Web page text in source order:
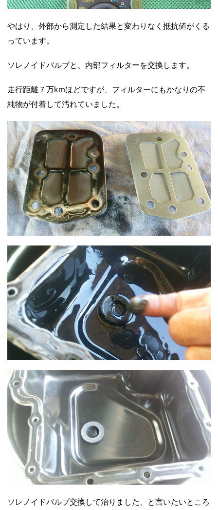
やはり、外部から測定した結果と変わりなく抵抗値がくる
っています。
ソレノイドバルブと、内部フィルターを交換します。
走行距離７万kmほどですが、フィルターにもかなりの不
純物が付着して汚れていました。
ソレノイドバルブ交換して治りました、と言いたいところ